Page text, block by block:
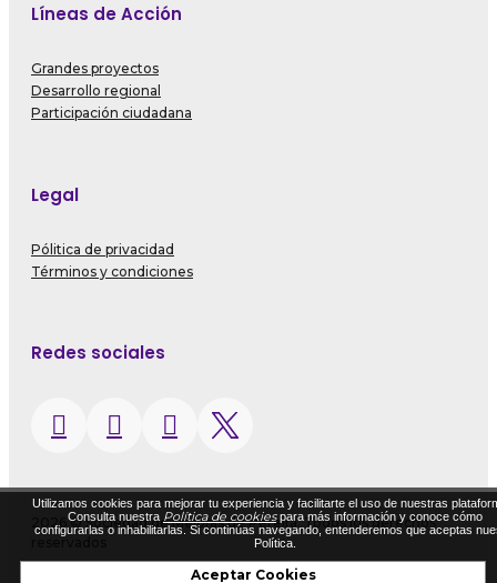
Líneas de Acción
Grandes proyectos
Desarrollo regional
Participación ciudadana
Legal
Pólitica de privacidad
Términos y condiciones
Redes sociales
2026 © Sociedad de Mejoras de Pereira. Todos los derechos
Diseñado por Exus™ | Emails Masivos
Utilizamos cookies para mejorar tu experiencia y facilitarte el uso de nuestras
Consulta nuestra Política de cookiespara más información y conoce cómo
configurarlas o inhabilitarlas. Si continúas navegando, entenderemos que aceptas
Política.
Aceptar Cookies